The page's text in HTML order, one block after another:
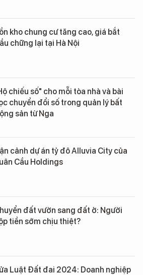
kho chung cư tăng cao, giá bắt
chững lại tại Hà Nội
chiếu số" cho mỗi tòa nhà và bài
chuyển đổi số trong quản lý bất
sản từ Nga
cảnh dự án tỷ đô Alluvia City của
Cầu Holdings
đất vườn sang đất ở: Người
tiền sớm chịu thiệt?
Luật Đất đai 2024: Doanh nghiệp